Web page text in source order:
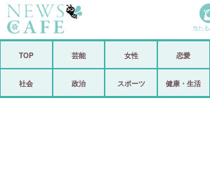
政治
当た
TOP 芸能 女性 恋愛
社会 政治 スポーツ 健康・生活